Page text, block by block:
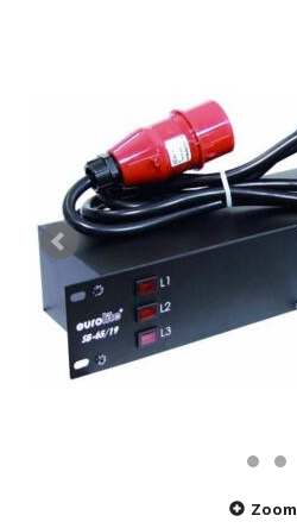
Zoom